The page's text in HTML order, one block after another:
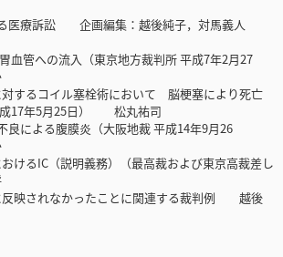
医療訴訟 企画編集：越後純子，対馬義人
血管への流入（東京地方裁判所 平成7年2月27
するコイル塞栓術において 脳梗塞により死亡
成17年5月25日） 松丸祐司
良による腹膜炎（大阪地裁 平成14年9月26
けるIC（説明義務）（最高裁および東京高裁差し
反映されなかったことに関連する裁判例 越後